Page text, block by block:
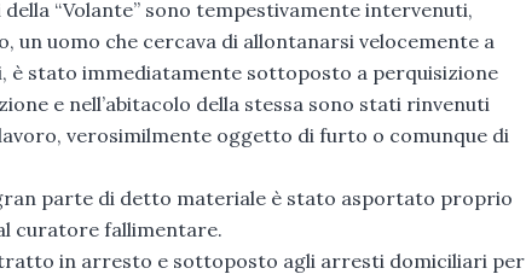
“Volante” sono tempestivamente intervenuti,
uomo che cercava di allontanarsi velocemente a
è stato immediatamente sottoposto a perquisizione
e nell’abitacolo della stessa sono stati rinvenuti
verosimilmente oggetto di furto o comunque di
parte di detto materiale è stato asportato proprio
curatore fallimentare.
in arresto e sottoposto agli arresti domiciliari per